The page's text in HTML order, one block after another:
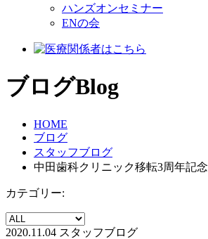
ハンズオンセミナー
ENの会
ブログBlog
HOME
ブログ
スタッフブログ
中田歯科クリニック移転3周年記念
カテゴリー:
2020.11.04 スタッフブログ